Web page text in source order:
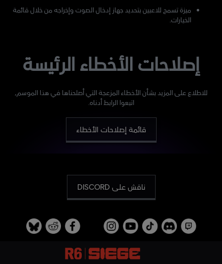
ميزة تسمح للاعبين بتحديد جهاز إدخال الصوت وإخراجه من خلال قائمة
الخيارات.
إصلاحات الأخطاء الرئيسة
للاطلاع على المزيد بشأن الأخطاء المزعجة التي أصلحناها في هذا الموسم،
اتبعوا الرابط أدناه.
قائمة إصلاحات الأخطاء
ناقش على DISCORD